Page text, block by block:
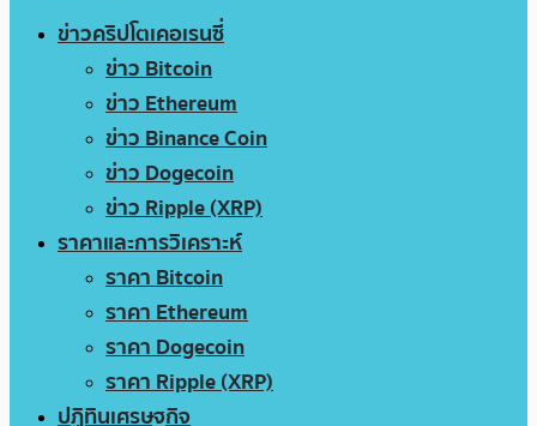
ข่าวคริปโตเคอเรนซี่
ข่าว Bitcoin
ข่าว Ethereum
ข่าว Binance Coin
ข่าว Dogecoin
ข่าว Ripple (XRP)
ราคาและการวิเคราะห์
ราคา Bitcoin
ราคา Ethereum
ราคา Dogecoin
ราคา Ripple (XRP)
ปฏิทินเศรษฐกิจ